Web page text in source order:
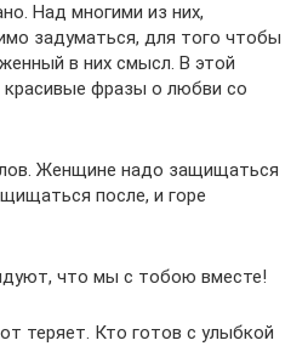
Над многими из них,
задуматься, для того чтобы
в них смысл. В этой
фразы о любви со
Женщине надо защищаться
после, и горе
что мы с тобою вместе!
теряет. Кто готов с улыбкой